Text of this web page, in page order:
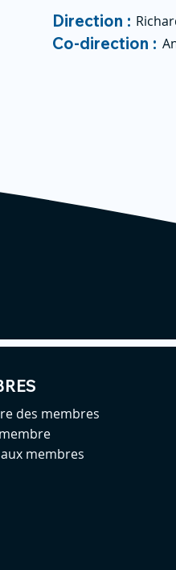
Direction :
Co-direction :
des membres
membres